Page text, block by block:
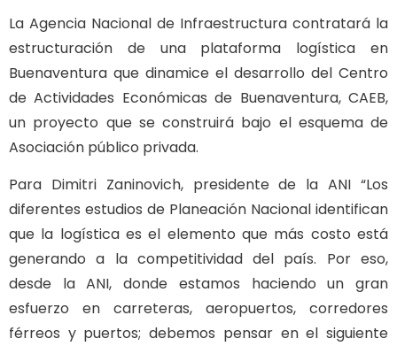
La Agencia Nacional de Infraestructura contratará la
estructuración de una plataforma logística en
Buenaventura que dinamice el desarrollo del Centro
de Actividades Económicas de Buenaventura, CAEB,
un proyecto que se construirá bajo el esquema de
Asociación público privada.
Para Dimitri Zaninovich, presidente de la ANI “Los
diferentes estudios de Planeación Nacional identifican
que la logística es el elemento que más costo está
generando a la competitividad del país. Por eso,
desde la ANI, donde estamos haciendo un gran
esfuerzo en carreteras, aeropuertos, corredores
férreos y puertos; debemos pensar en el siguiente